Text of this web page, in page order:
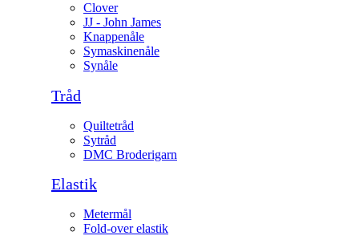
Clover
JJ - John James
Knappenåle
Symaskinenåle
Synåle
Tråd
Quiltetråd
Sytråd
DMC Broderigarn
Elastik
Metermål
Fold-over elastik